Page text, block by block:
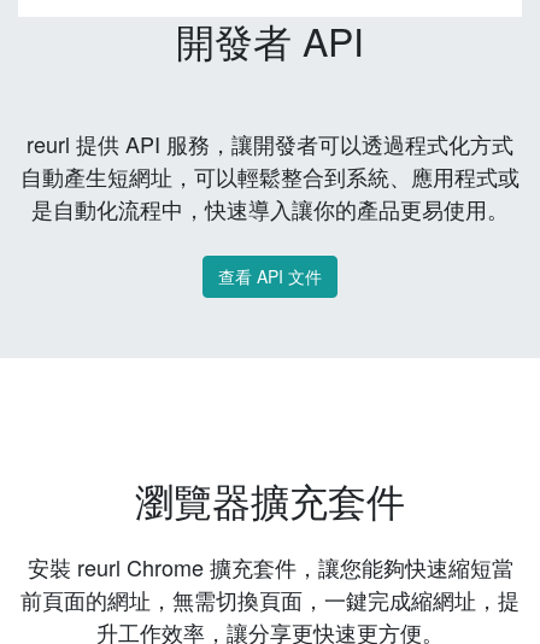
開發者 API
reurl 提供 API 服務，讓開發者可以透過程式化方式
自動產生短網址，可以輕鬆整合到系統、應用程式或
是自動化流程中，快速導入讓你的產品更易使用。
查看 API 文件
瀏覽器擴充套件
安裝 reurl Chrome 擴充套件，讓您能夠快速縮短當
前頁面的網址，無需切換頁面，一鍵完成縮網址，提
升工作效率，讓分享更快速更方便。